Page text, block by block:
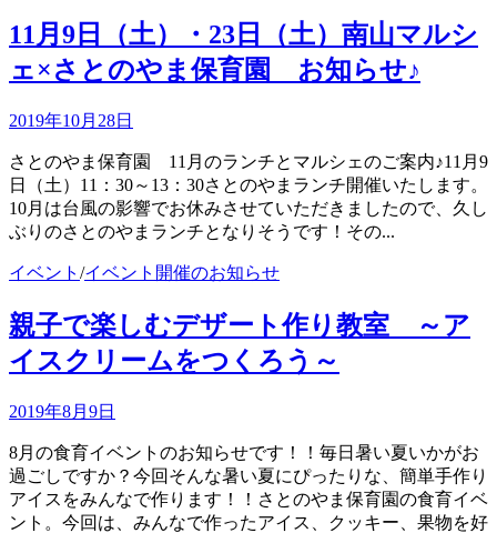
11月9日（土）・23日（土）南山マルシ
ェ×さとのやま保育園 お知らせ♪
2019年10月28日
さとのやま保育園 11月のランチとマルシェのご案内♪11月9
日（土）11：30～13：30さとのやまランチ開催いたします。
10月は台風の影響でお休みさせていただきましたので、久し
ぶりのさとのやまランチとなりそうです！その...
イベント /イベント開催のお知らせ
親子で楽しむデザート作り教室 ～ア
イスクリームをつくろう～
2019年8月9日
8月の食育イベントのお知らせです！！毎日暑い夏いかがお
過ごしですか？今回そんな暑い夏にぴったりな、簡単手作り
アイスをみんなで作ります！！さとのやま保育園の食育イベ
ント。今回は、みんなで作ったアイス、クッキー、果物を好